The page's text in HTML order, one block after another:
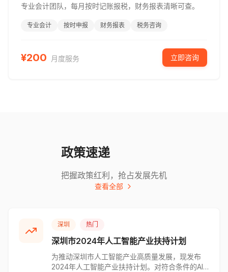
专业会计团队，每月按时记账报税，财务报表清晰可查。
专业会计 按时申报 财务报表 税务咨询
¥200 月度服务 立即咨询
政策速递
把握政策红利，抢占发展先机
查看全部
深圳 热门
深圳市2024年人工智能产业扶持计划
为推动深圳市人工智能产业高质量发展，现发布
2024年人工智能产业扶持计划。对符合条件的AI